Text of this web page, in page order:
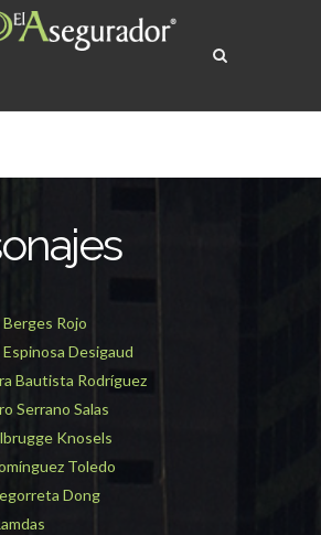
Rojo
Desigaud
Bautista Rodríguez
Serrano Salas
Knosels
Toledo
Dong